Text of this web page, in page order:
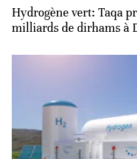
Hydrogène vert: Taqa
milliards de dirhams à